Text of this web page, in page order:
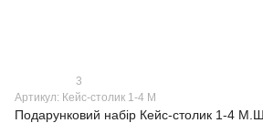
3
Артикул: Кейс-столик 1-4 M
Подарунковий набір Кейс-столик 1-4